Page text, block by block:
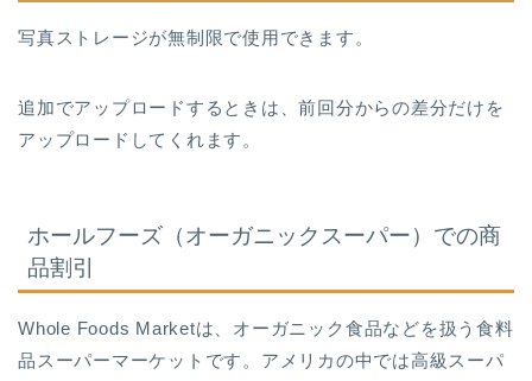
写真ストレージが無制限で使用できます。
追加でアップロードするときは、前回分からの差分だけを
アップロードしてくれます。
ホールフーズ（オーガニックスーパー）での商
品割引
Whole Foods Marketは、オーガニック食品などを扱う食料
品スーパーマーケットです。アメリカの中では高級スーパ